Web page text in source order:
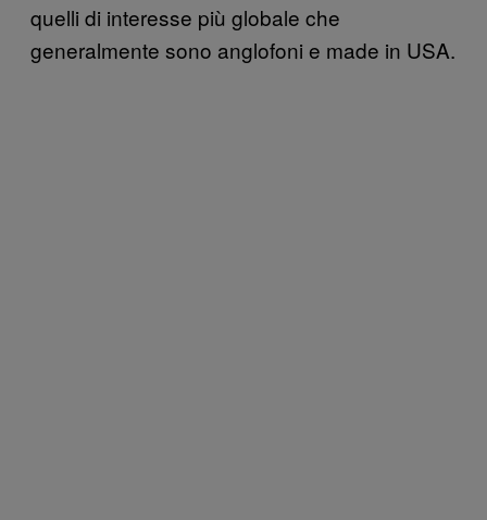
quelli di interesse più globale che
generalmente sono anglofoni e made in USA.